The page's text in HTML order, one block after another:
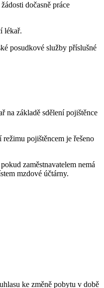
dočasně práce
lékař.
posudkové služby příslušné
na základě sdělení pojištěnce
pojištěncem je řešeno
zaměstnavatelem nemá
mzdové účtárny.
ke změně pobytu v době